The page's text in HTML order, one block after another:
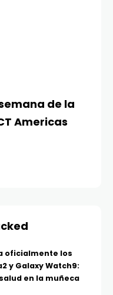
de la
Americas
oficialmente los
y Galaxy Watch9:
en la muñeca